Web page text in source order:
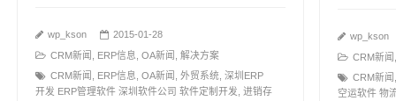
wp_kson
2015-01-28
CRM新闻
ERP信息 OA新闻
解决方案
CRM新闻
ERP信息 OA新闻 外贸系统 深圳ERP
开发 ERP管理软件 深圳软件公司 软件定制开发 进销存
wp_kson
CRM新闻
CRM新闻
空运软件 物